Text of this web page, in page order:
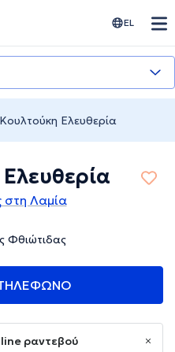
EL
Κουλτούκη Ελευθερία
στη Λαμία
Φθιώτιδας
ραντεβού